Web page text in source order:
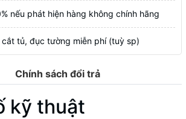
nếu phát hiện hàng không chính hãng
tủ, đục tường miễn phí (tuỳ sp)
Chính sách đổi trả
kỹ thuật